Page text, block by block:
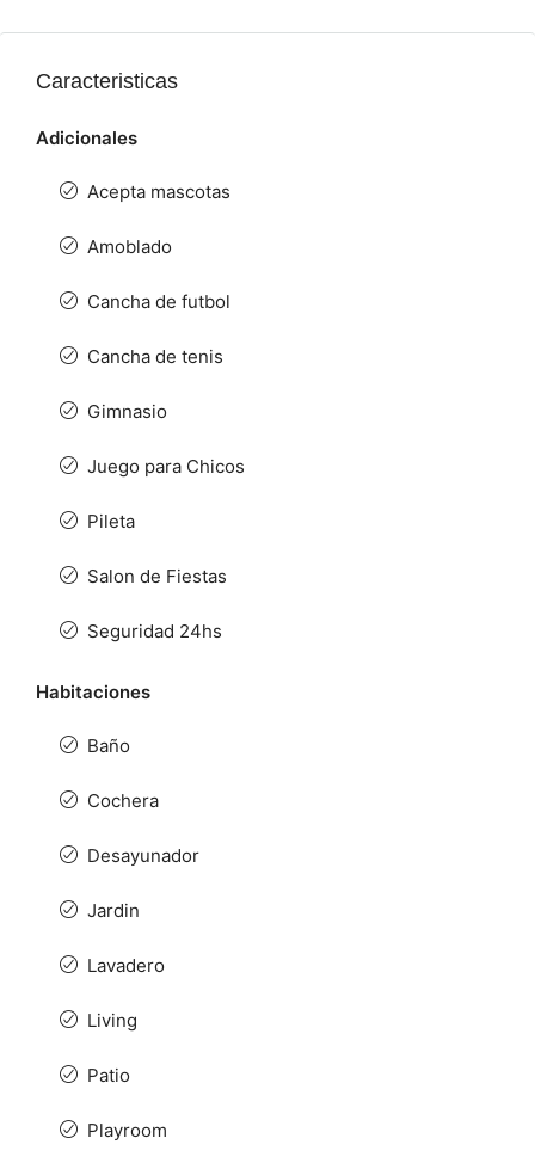
Caracteristicas
Adicionales
Acepta mascotas
Amoblado
Cancha de futbol
Cancha de tenis
Gimnasio
Juego para Chicos
Pileta
Salon de Fiestas
Seguridad 24hs
Habitaciones
Baño
Cochera
Desayunador
Jardin
Lavadero
Living
Patio
Playroom